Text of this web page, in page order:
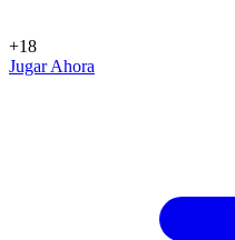
+18
Jugar Ahora